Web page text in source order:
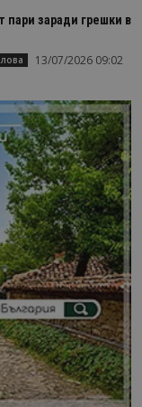
пари заради грешки в
13/07/2026 09:02